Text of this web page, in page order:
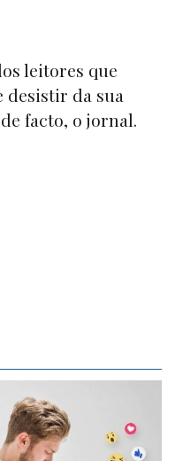
leitores que
desistir da sua
facto, o jornal.